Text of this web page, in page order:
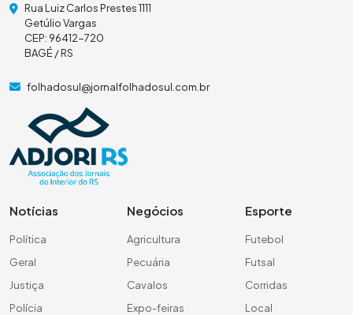
Rua Luiz Carlos Prestes 1111
Getúlio Vargas
CEP: 96412-720
BAGÉ / RS
folhadosul@jornalfolhadosul.com.br
Notícias
Política
Geral
Justiça
Polícia
Negócios
Agricultura
Pecuária
Cavalos
Expo-feiras
Esporte
Futebol
Futsal
Corridas
Local